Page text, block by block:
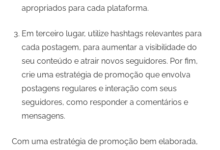
apropriados para cada plataforma.
Em terceiro lugar, utilize hashtags relevantes para
cada postagem, para aumentar a visibilidade do
seu conteúdo e atrair novos seguidores. Por fim,
crie uma estratégia de promoção que envolva
postagens regulares e interação com seus
seguidores, como responder a comentários e
mensagens.
Com uma estratégia de promoção bem elaborada,